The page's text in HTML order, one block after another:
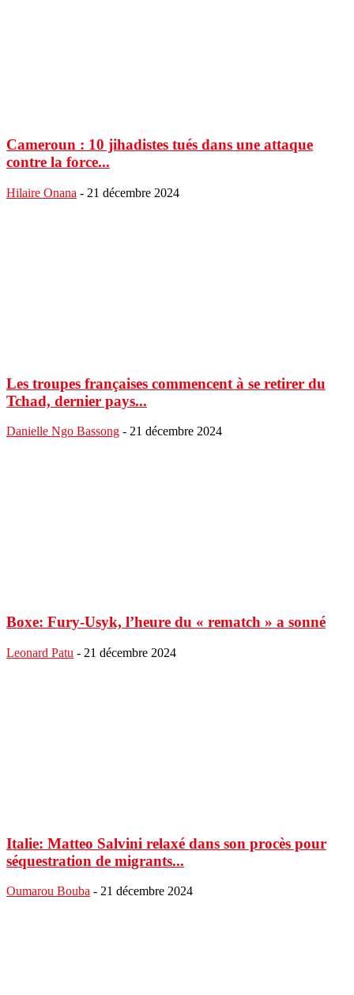
Cameroun : 10 jihadistes tués dans une attaque
contre la force...
Hilaire Onana - 21 décembre 2024
Les troupes françaises commencent à se retirer du
Tchad, dernier pays...
Danielle Ngo Bassong - 21 décembre 2024
Boxe: Fury-Usyk, l’heure du « rematch » a sonné
Leonard Patu - 21 décembre 2024
Italie: Matteo Salvini relaxé dans son procès pour
séquestration de migrants...
Oumarou Bouba - 21 décembre 2024